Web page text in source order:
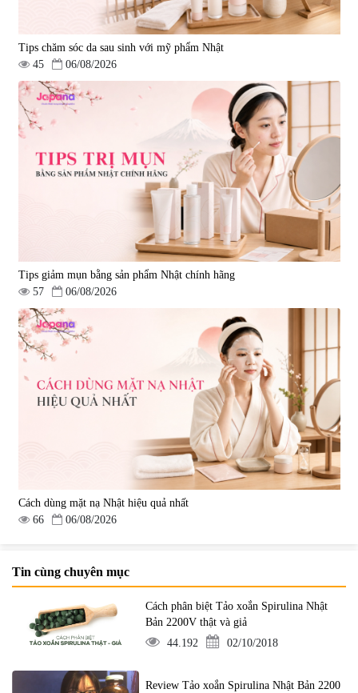
Tips chăm sóc da sau sinh với mỹ phẩm Nhật
45
06/08/2026
Tips giảm mụn bằng sản phẩm Nhật chính hãng
57
06/08/2026
Cách dùng mặt nạ Nhật hiệu quả nhất
66
06/08/2026
Tin cùng chuyên mục
Cách phân biệt Tảo xoắn Spirulina Nhật
Bản 2200V thật và giả
44.192
02/10/2018
Review Tảo xoắn Spirulina Nhật Bản 2200